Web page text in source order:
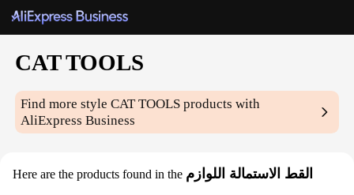
CAT TOOLS
Find more styleCAT TOOLS products with
AliExpress Business
Here are the products found in the القط الاستمالة اللوازم